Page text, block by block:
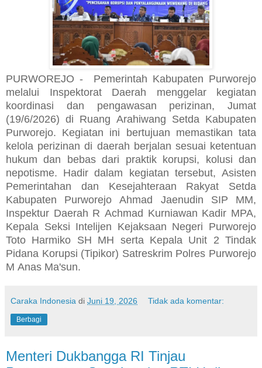
PURWOREJO - Pemerintah Kabupaten Purworejo
melalui Inspektorat Daerah menggelar kegiatan
koordinasi dan pengawasan perizinan, Jumat
(19/6/2026) di Ruang Arahiwang Setda Kabupaten
Purworejo. Kegiatan ini bertujuan memastikan tata
kelola perizinan di daerah berjalan sesuai ketentuan
hukum dan bebas dari praktik korupsi, kolusi dan
nepotisme. Hadir dalam kegiatan tersebut, Asisten
Pemerintahan dan Kesejahteraan Rakyat Setda
Kabupaten Purworejo Ahmad Jaenudin SIP MM,
Inspektur Daerah R Achmad Kurniawan Kadir MPA,
Kepala Seksi Intelijen Kejaksaan Negeri Purworejo
Toto Harmiko SH MH serta Kepala Unit 2 Tindak
Pidana Korupsi (Tipikor) Satreskrim Polres Purworejo
M Anas Ma'sun.
Caraka Indonesia di Juni 19, 2026 Tidak ada komentar:
Berbagi
Menteri Dukbangga RI Tinjau